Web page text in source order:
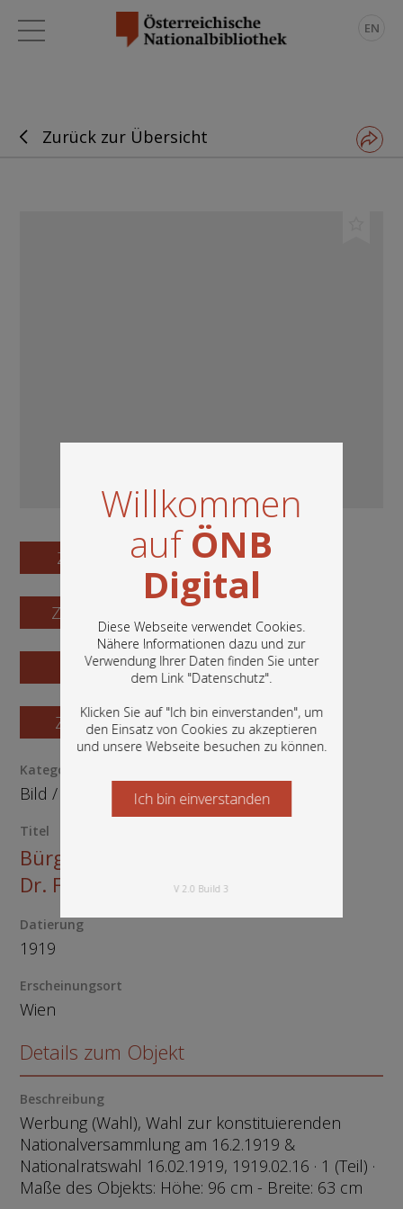
Willkommen
aufÖNB
Digital
Diese Webseite verwendet Cookies.
Nähere Informationen dazu und zur
Verwendung Ihrer Daten finden Sie unter
dem Link "Datenschutz".
Klicken Sie auf "Ich bin einverstanden", um
den Einsatz von Cookies zu akzeptieren
und unsere Webseite besuchen zu können.
In diesem Portal finden Sie die digitalen
Bestände der Österreichischen
Nationalbibliothek: Bücher, Fotografien,
Grafiken und vieles mehr.
Ich bin einverstanden
Starten Sie jetzt
V 2.0 Build 3
EN
Zurück zur Übersicht
Zum Digitalisat
Zum Katalogisat
Zur Vorschau
Zur Bestellung
Kategorie / Medientyp
Bild/ Ephemera
Titel
Bürgerlich-demokratische Partei.
Dr. Franz Klein
Datierung
1919
Erscheinungsort
Wien
Details zum Objekt
Beschreibung
Werbung (Wahl), Wahl zur konstituierenden
Nationalversammlung am 16.2.1919 &
Nationalratswahl 16.02.1919, 1919.02.16 · 1 (Teil) ·
Maße des Objekts: Höhe: 96 cm - Breite: 63 cm